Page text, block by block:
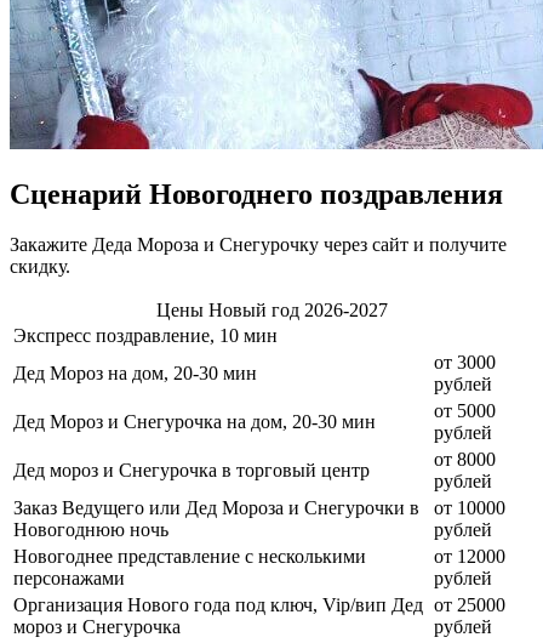
Сценарий Новогоднего поздравления
Закажите Деда Мороза и Снегурочку через сайт и получите
скидку.
Цены Новый год 2026-2027
Экспресс поздравление, 10 мин
Дед Мороз на дом, 20-30 мин
от 3000
рублей
Дед Мороз и Снегурочка на дом, 20-30 мин
от 5000
рублей
Дед мороз и Снегурочка в торговый центр
от 8000
рублей
Заказ Ведущего или Дед Мороза и Снегурочки в
Новогоднюю ночь
от 10000
рублей
Новогоднее представление с несколькими
персонажами
от 12000
рублей
Организация Нового года под ключ, Vip/вип Дед
мороз и Снегурочка
от 25000
рублей